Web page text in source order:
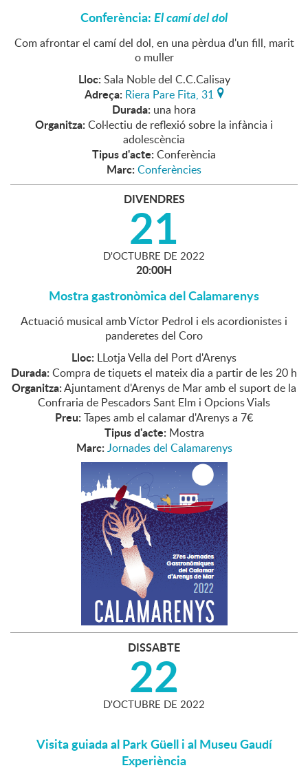
Conferència:El camí del dol
Com afrontar el camí del dol, en una pèrdua d'un fill, marit
o muller
Lloc: Sala Noble del C.C.Calisay
Adreça: Riera Pare Fita, 31
Durada: una hora
Organitza: Col·lectiu de reflexió sobre la infància i
adolescència
Tipus d'acte: Conferència
Marc: Conferències
DIVENDRES
21
D'OCTUBRE DE 2022
20:00H
Mostra gastronòmica del Calamarenys
Actuació musical amb Víctor Pedrol i els acordionistes i
panderetes del Coro
Lloc: LLotja Vella del Port d'Arenys
Durada: Compra de tiquets el mateix dia a partir de les 20 h
Organitza:Ajuntament d'Arenys de Mar amb el suport de la
Confraria de Pescadors Sant Elm i Opcions Vials
Preu: Tapes amb el calamar d'Arenys a 7€
Tipus d'acte: Mostra
Marc: Jornades del Calamarenys
DISSABTE
22
D'OCTUBRE DE 2022
Visita guiada al Park Güell i al Museu Gaudí
Experiència